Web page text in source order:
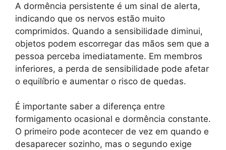
A dormência persistente é um sinal de alerta,
indicando que os nervos estão muito
comprimidos. Quando a sensibilidade diminui,
objetos podem escorregar das mãos sem que a
pessoa perceba imediatamente. Em membros
inferiores, a perda de sensibilidade pode afetar
o equilíbrio e aumentar o risco de quedas.
É importante saber a diferença entre
formigamento ocasional e dormência constante.
O primeiro pode acontecer de vez em quando e
desaparecer sozinho, mas o segundo exige